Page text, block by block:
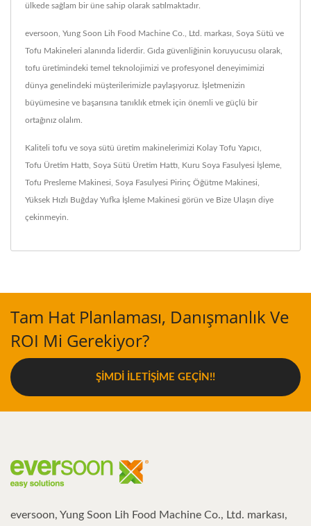
ülkede sağlam bir üne sahip olarak satılmaktadır.
eversoon, Yung Soon Lih Food Machine Co., Ltd. markası, Soya Sütü ve
Tofu Makineleri alanında liderdir. Gıda güvenliğinin koruyucusu olarak,
tofu üretimindeki temel teknolojimizi ve profesyonel deneyimimizi
dünya genelindeki müşterilerimizle paylaşıyoruz. İşletmenizin
büyümesine ve başarısına tanıklık etmek için önemli ve güçlü bir
ortağınız olalım.
Kaliteli tofu ve soya sütü üretim makinelerimizi Kolay Tofu Yapıcı
Tofu Üretim Hattı Soya Sütü Üretim Hattı Kuru Soya Fasulyesi İşleme
Tofu Presleme Makinesi Soya Fasulyesi Pirinç Öğütme Makinesi
Yüksek Hızlı Buğday Yufka İşleme Makinesi görün ve Bize Ulaşın diye
çekinmeyin.
Tam Hat Planlaması, Danışmanlık Ve
ROI Mi Gerekiyor?
ŞIMDI İLETIŞIME GEÇIN!!
eversoon, Yung Soon Lih Food Machine Co., Ltd. markası,